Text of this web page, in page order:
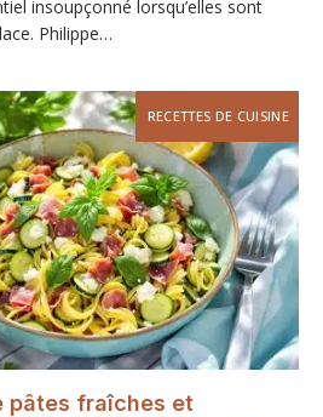
insoupçonné lorsqu’elles sont
Philippe…
RECETTES DE CUISINE
pâtes fraîches et